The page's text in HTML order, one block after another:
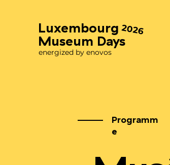
2026
Luxembourg
Museum Days
energized by enovos
Programm
e